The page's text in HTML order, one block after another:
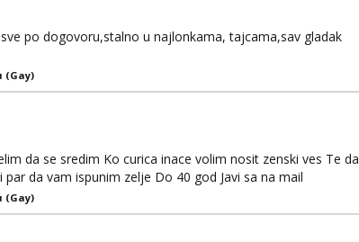
po dogovoru,stalno u najlonkama, tajcama,sav gladak
(Gay)
da se sredim Ko curica inace volim nosit zenski ves Te da
da vam ispunim zelje Do 40 god Javi sa na mail
(Gay)